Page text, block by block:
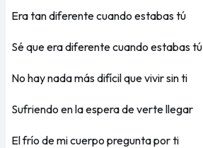
Era tan diferente cuando estabas tú
Sé que era diferente cuando estabas tú
No hay nada más difícil que vivir sin ti
Sufriendo en la espera de verte llegar
El frío de mi cuerpo pregunta por ti